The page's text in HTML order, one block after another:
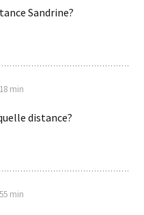
Sandrine?
min
distance?
min